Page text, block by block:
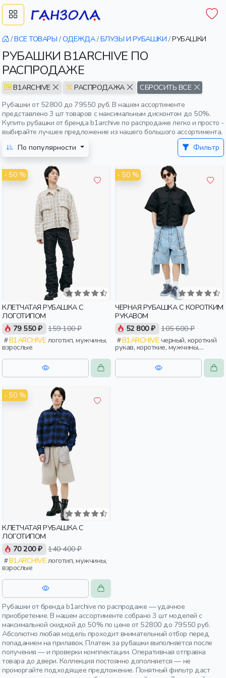
/ВСЕ ТОВАРЫ /ОДЕЖДА/БЛУЗЫ И РУБАШКИ /РУБАШКИ
РУБАШКИ B1ARCHIVE ПО
РАСПРОДАЖЕ
B1ARCHIVE РАСПРОДАЖА
СБРОСИТЬ ВСЕ
Рубашки от 52800 до 79550 руб. В нашем ассортименте
представлено 3 шт товаров с максимальным дисконтом до 50%.
Купить рубашки от бренда b1archive по распродаже легко и просто -
выбирайте лучшее предложение из нашего большого ассортимента.
По популярности
Фильтр
- 50 %
КЛЕТЧАТАЯ РУБАШКА С
ЛОГОТИПОМ
79 550 ₽ 159 100 ₽
B1ARCHIVEлоготип, мужчины,
взрослые
- 50 %
ЧЕРНАЯ РУБАШКА С КОРОТКИМ
РУКАВОМ
52 800 ₽ 105 600 ₽
B1ARCHIVEчерный, короткий
рукав, короткие, мужчины,
взрослые
- 50 %
КЛЕТЧАТАЯ РУБАШКА С
ЛОГОТИПОМ
70 200 ₽ 140 400 ₽
B1ARCHIVEлоготип, мужчины,
взрослые
Рубашки от бренда b1archive по распродаже — удачное
приобретение. В нашем ассортименте собрано 3 шт моделей с
максимальной скидкой до 50% по цене от 52800 до 79550 руб.
Абсолютно любая модель проходит внимательный отбор перед
попаданием на прилавок. Платеж за рубашки выполняется после
получения — и проверки комплектации. Оперативная отправка
товара до двери. Коллекция постоянно дополняется — не
проморгайте подходящее предложение. Понятный фильтр даст